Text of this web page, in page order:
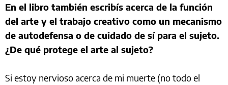
En el libro también escribís acerca de la función
del arte y el trabajo creativo como un mecanismo
de autodefensa o de cuidado de sí para el sujeto.
¿De qué protege el arte al sujeto?
Si estoy nervioso acerca de mi muerte (no todo el